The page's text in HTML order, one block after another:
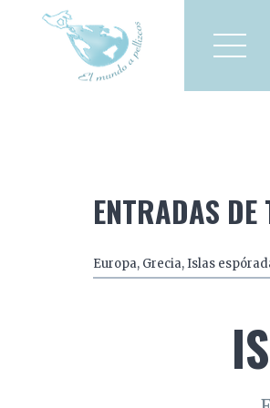
Viajes a
ENTRADAS
Europa, Grecia,Islas